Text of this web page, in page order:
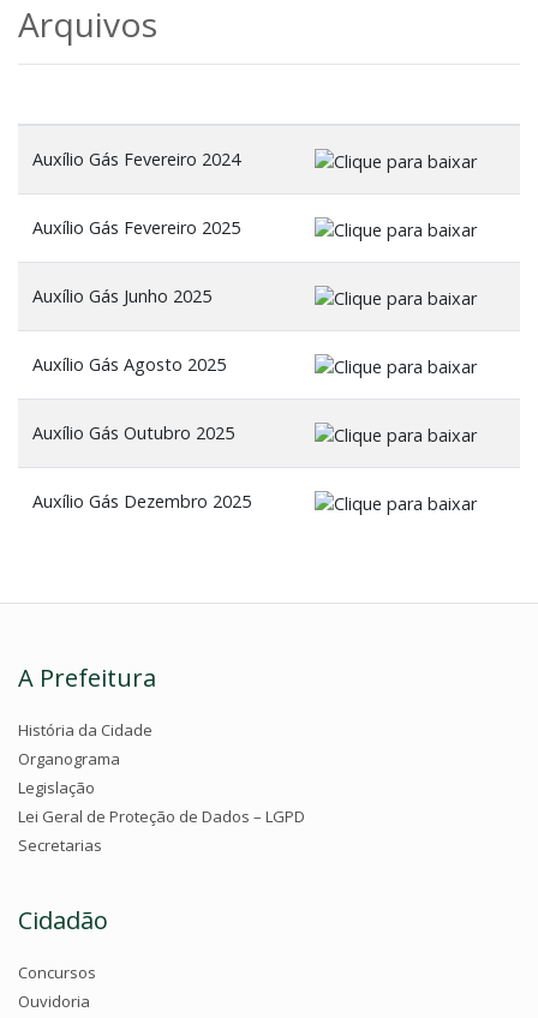
Arquivos
Auxílio Gás Fevereiro 2024
Auxílio Gás Fevereiro 2025
Auxílio Gás Junho 2025
Auxílio Gás Agosto 2025
Auxílio Gás Outubro 2025
Auxílio Gás Dezembro 2025
A Prefeitura
História da Cidade
Organograma
Legislação
Lei Geral de Proteção de Dados – LGPD
Secretarias
Cidadão
Concursos
Ouvidoria